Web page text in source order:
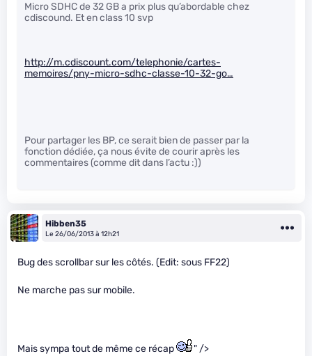
Micro SDHC de 32 GB a prix plus qu’abordable chez
cdiscound. Et en class 10 svp
http://m.cdiscount.com/telephonie/cartes-
memoires/pny-micro-sdhc-classe-10-32-go…
Pour partager les BP, ce serait bien de passer par la
fonction dédiée, ça nous évite de courir après les
commentaires (comme dit dans l’actu :))
Hibben35
Le 26/06/2013 à 12h21
Bug des scrollbar sur les côtés. (Edit: sous FF22)
Ne marche pas sur mobile.
Mais sympa tout de même ce récap " />